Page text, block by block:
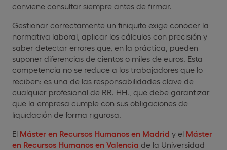
conviene consultar siempre antes de firmar.
Gestionar correctamente un finiquito exige conocer la
normativa laboral, aplicar los cálculos con precisión y
saber detectar errores que, en la práctica, pueden
suponer diferencias de cientos o miles de euros. Esta
competencia no se reduce a los trabajadores que lo
reciben: es una de las responsabilidades clave de
cualquier profesional de RR. HH., que debe garantizar
que la empresa cumple con sus obligaciones de
liquidación de forma rigurosa.
El Máster en Recursos Humanos en Madrid y el Máster
en Recursos Humanos en Valencia de la Universidad